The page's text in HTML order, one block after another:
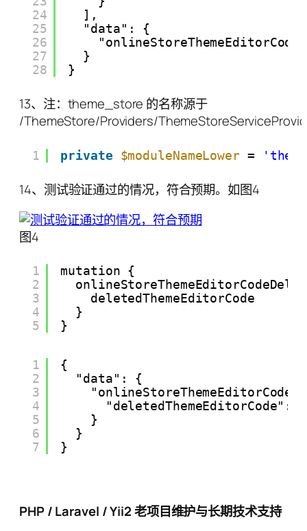
24
25
26
27
28
],
"data": {
}
}
13、注：theme_store 的名称源于
/ThemeStore/Providers/
1 private $moduleNameLower =
14、测试验证通过的情况，符合预期。如图4
图4
1
2
3
4
5
mutation {
deletedThemeEditorCode
}
}
1
2
3
4
5
6
7
{
"data": {
"deletedThemeEditorCode":
}
}
}
PHP / Laravel / Yii2 老项目维护与长期技术支持